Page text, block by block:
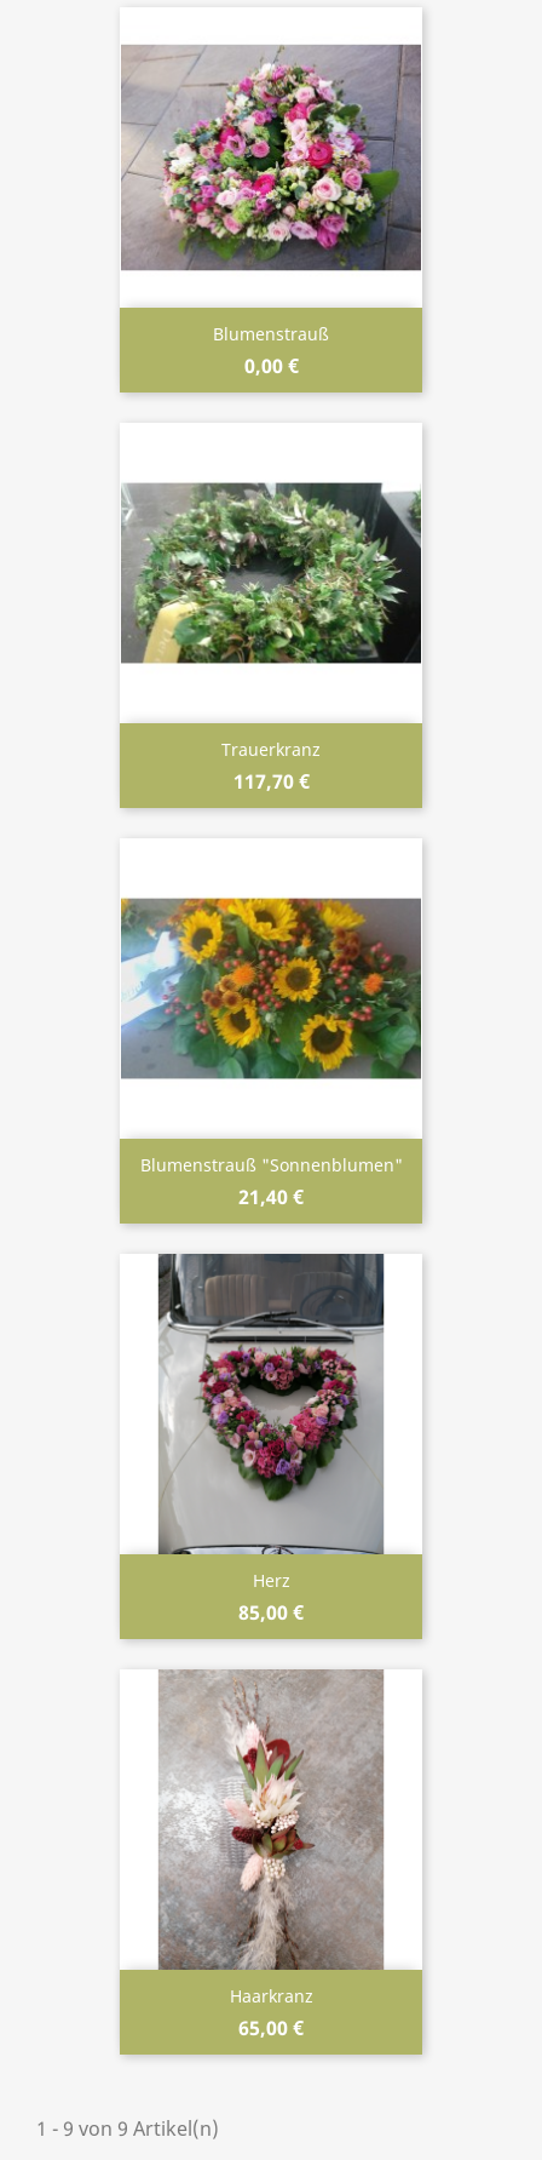
Blumenstrauß
0,00 €
Trauerkranz
117,70 €
Blumenstrauß "Sonnenblumen"
21,40 €
Herz
85,00 €
Haarkranz
65,00 €
1 - 9 von 9 Artikel(n)